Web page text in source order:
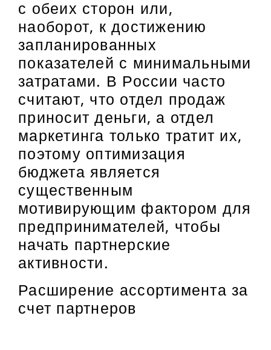
с обеих сторон или,
наоборот, к достижению
запланированных
показателей с минимальными
затратами. В России часто
считают, что отдел продаж
приносит деньги, а отдел
маркетинга только тратит их,
поэтому оптимизация
бюджета является
существенным
мотивирующим фактором для
предпринимателей, чтобы
начать партнерские
активности.
Расширение ассортимента за
счет партнеров